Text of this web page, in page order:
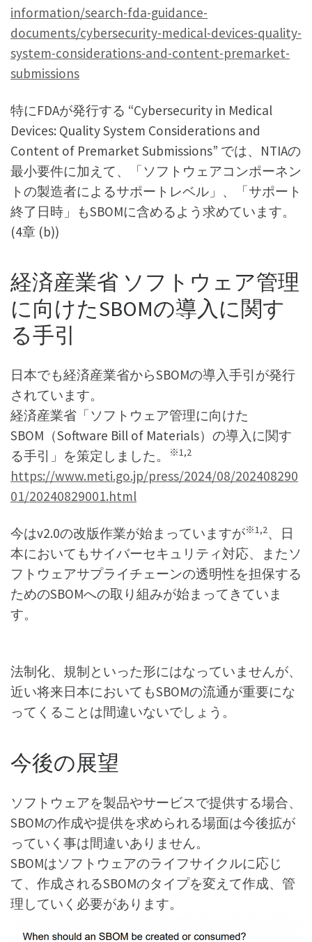
information/search-fda-guidance-
documents/cybersecurity-medical-devices-quality-
system-considerations-and-content-premarket-
submissions
特にFDAが発行する “Cybersecurity in Medical
Devices: Quality System Considerations and
Content of Premarket Submissions” では、NTIAの
最小要件に加えて、「ソフトウェアコンポーネン
トの製造者によるサポートレベル」、「サポート
終了日時」もSBOMに含めるよう求めています。
(4章 (b))
経済産業省 ソフトウェア管理
に向けたSBOMの導入に関す
る手引
日本でも経済産業省からSBOMの導入手引が発行
されています。
経済産業省「ソフトウェア管理に向けた
SBOM（Software Bill of Materials）の導入に関す
る手引」を策定しました。
※1,2
https://www.meti.go.jp/press/2024/08/202408290
01/20240829001.html
今はv2.0の改版作業が始まっていますが※1,2、日
本においてもサイバーセキュリティ対応、またソ
フトウェアサプライチェーンの透明性を担保する
ためのSBOMへの取り組みが始まってきていま
す。
法制化、規制といった形にはなっていませんが、
近い将来日本においてもSBOMの流通が重要にな
ってくることは間違いないでしょう。
今後の展望
ソフトウェアを製品やサービスで提供する場合、
SBOMの作成や提供を求められる場面は今後拡が
っていく事は間違いありません。
SBOMはソフトウェアのライフサイクルに応じ
て、作成されるSBOMのタイプを変えて作成、管
理していく必要があります。